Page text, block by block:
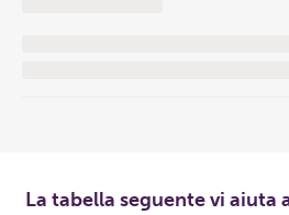
La tabella seguente vi